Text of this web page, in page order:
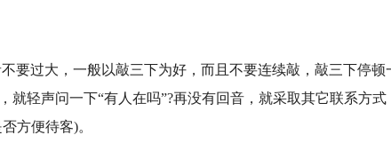
要过大，一般以敲三下为好，而且不要连续敲，敲三下停顿
轻声问一下“有人在吗”?再没有回音，就采取其它联系方式
方便待客)。